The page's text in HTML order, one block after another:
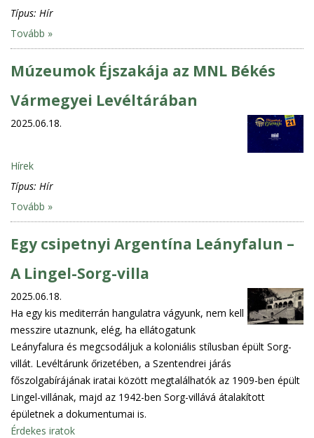
Típus: Hír
Tovább »
Múzeumok Éjszakája az MNL Békés
Vármegyei Levéltárában
2025.06.18.
Hírek
Típus: Hír
Tovább »
Egy csipetnyi Argentína Leányfalun –
A Lingel-Sorg-villa
2025.06.18.
Ha egy kis mediterrán hangulatra vágyunk, nem kell
messzire utaznunk, elég, ha ellátogatunk
Leányfalura és megcsodáljuk a koloniális stílusban épült Sorg-
villát. Levéltárunk őrizetében, a Szentendrei járás
főszolgabírájának iratai között megtalálhatók az 1909-ben épült
Lingel-villának, majd az 1942-ben Sorg-villává átalakított
épületnek a dokumentumai is.
Érdekes iratok